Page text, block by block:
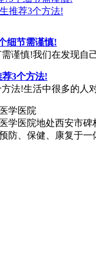
推荐3个方法!
细节需谨慎!
谨慎!我们在发现
3个方法!
法!生活中很多的
学医院
学医院地处西安市
防、保健、康复于